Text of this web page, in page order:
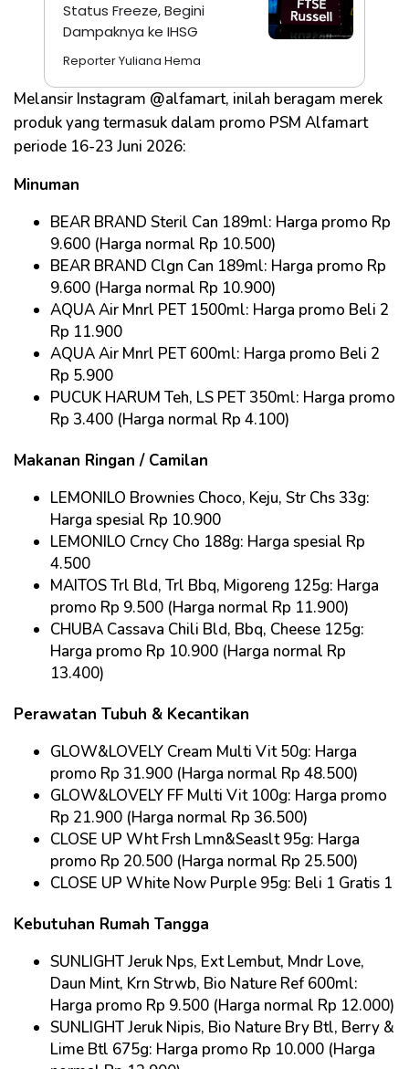
Status Freeze, Begini
Dampaknya ke IHSG
Reporter Yuliana Hema
Melansir Instagram @alfamart, inilah beragam merek
produk yang termasuk dalam promo PSM Alfamart
periode 16-23 Juni 2026:
Minuman
BEAR BRAND Steril Can 189ml: Harga promo Rp
9.600 (Harga normal Rp 10.500)
BEAR BRAND Clgn Can 189ml: Harga promo Rp
9.600 (Harga normal Rp 10.900)
AQUA Air Mnrl PET 1500ml: Harga promo Beli 2
Rp 11.900
AQUA Air Mnrl PET 600ml: Harga promo Beli 2
Rp 5.900
PUCUK HARUM Teh, LS PET 350ml: Harga promo
Rp 3.400 (Harga normal Rp 4.100)
Makanan Ringan / Camilan
LEMONILO Brownies Choco, Keju, Str Chs 33g:
Harga spesial Rp 10.900
LEMONILO Crncy Cho 188g: Harga spesial Rp
4.500
MAITOS Trl Bld, Trl Bbq, Migoreng 125g: Harga
promo Rp 9.500 (Harga normal Rp 11.900)
CHUBA Cassava Chili Bld, Bbq, Cheese 125g:
Harga promo Rp 10.900 (Harga normal Rp
13.400)
Perawatan Tubuh & Kecantikan
GLOW&LOVELY Cream Multi Vit 50g: Harga
promo Rp 31.900 (Harga normal Rp 48.500)
GLOW&LOVELY FF Multi Vit 100g: Harga promo
Rp 21.900 (Harga normal Rp 36.500)
CLOSE UP Wht Frsh Lmn&Seaslt 95g: Harga
promo Rp 20.500 (Harga normal Rp 25.500)
CLOSE UP White Now Purple 95g: Beli 1 Gratis 1
Kebutuhan Rumah Tangga
SUNLIGHT Jeruk Nps, Ext Lembut, Mndr Love,
Daun Mint, Krn Strwb, Bio Nature Ref 600ml:
Harga promo Rp 9.500 (Harga normal Rp 12.000)
SUNLIGHT Jeruk Nipis, Bio Nature Bry Btl, Berry &
Lime Btl 675g: Harga promo Rp 10.000 (Harga